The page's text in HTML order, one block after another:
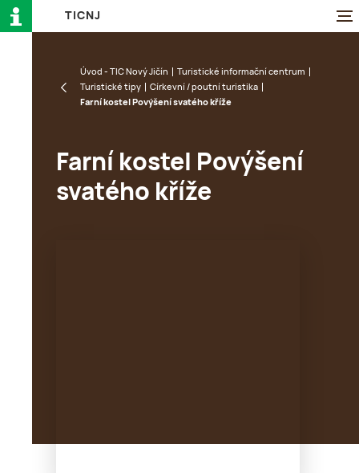
TI CN J
Úvod - TIC Nový Jičín
Turistické informační centrum
Turistické tipy
Církevní / poutní turistika
Farní kostel Povýšení svatého kříže
Farní kostel Povýšení
svatého kříže